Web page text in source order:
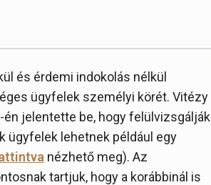
és érdemi indokolás nélkül
ügyfelek személyi körét. Vitézy
jelentette be, hogy felülvizsgálják
ügyfelek lehetnek például egy
nézhető meg). Az
tartjuk, hogy a korábbinál is